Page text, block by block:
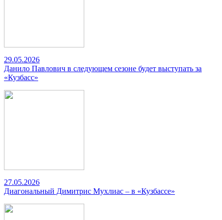
29.05.2026
Данило Павлович в следующем сезоне будет выступать за
«Кузбасс»
27.05.2026
Диагональный Димитрис Мухлиас – в «Кузбассе»